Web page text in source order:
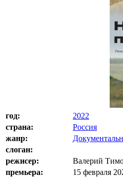
год:
2022
страна:
Россия
жанр:
слоган:
режисер:
Валерий
премьера:
15 февраля